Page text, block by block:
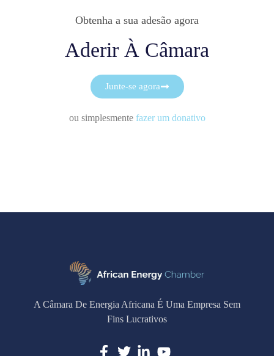
Obtenha a sua adesão agora
Aderir À Câmara
Junte-se agora
ou simplesmente fazer um donativo
A Câmara De Energia Africana É Uma Empresa Sem
Fins Lucrativos